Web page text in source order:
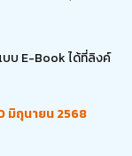
บ E-Book ได้ที่ลิงค์
มิถุนายน 2568